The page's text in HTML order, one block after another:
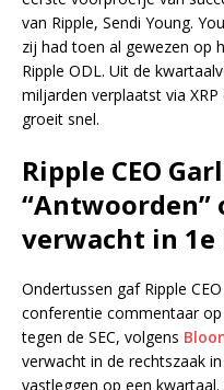
van Ripple, Sendi Young.
zij had toen al gewezen op
Ripple ODL. Uit de
miljarden verplaatst via
groeit snel.
Ripple CEO
“Antwoorden”
verwacht in
Ondertussen gaf Ripple
conferentie commentaar
tegen de SEC, volgens
verwacht in de rechtszaak
vastleggen op een kwartaal.